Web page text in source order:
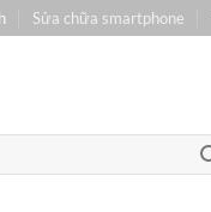
Sửa chữa smartphone